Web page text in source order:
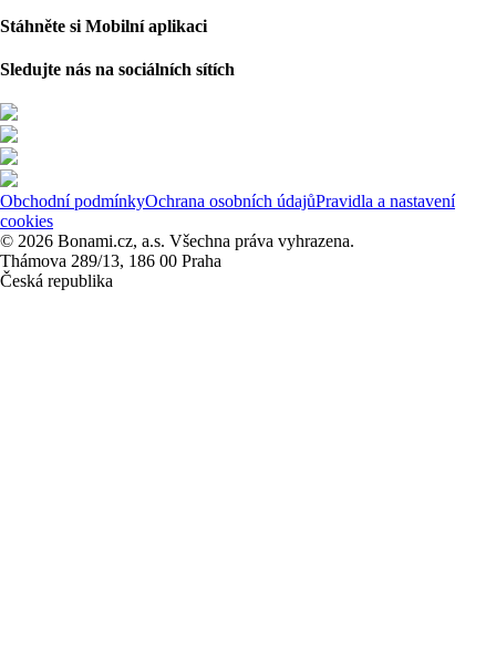
Stáhněte si Mobilní aplikaci
Sledujte nás na sociálních sítích
Obchodní podmínkyOchrana osobních údajůPravidla a nastavení
cookies
© 2026 Bonami.cz, a.s. Všechna práva vyhrazena.
Thámova 289/13, 186 00 Praha
Česká republika